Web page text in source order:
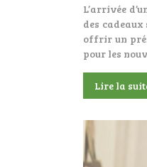
L’arrivée
des cadeaux
offrir un
pour les
Lire la